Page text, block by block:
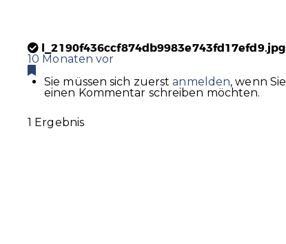
l_2190f436ccf874db9983e743fd17efd9.jpg
10 Monaten vor
Sie müssen sich zuerstanmelden, wenn Sie
einen Kommentar schreiben möchten.
1 Ergebnis